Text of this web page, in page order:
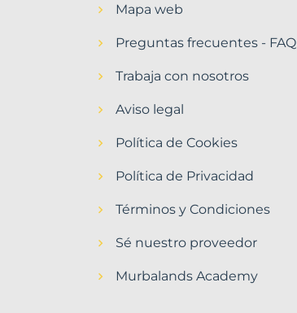
Mapa web
Preguntas frecuentes - FAQ
Trabaja con nosotros
Aviso legal
Política de Cookies
Política de Privacidad
Términos y Condiciones
Sé nuestro proveedor
Murbalands Academy